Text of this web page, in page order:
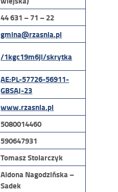
44 631 – 71 – 22
gmina@rzasnia.pl
/1kgc19m6ji/skrytka
AE:PL-57726-56911-
GBSAJ-23
www.rzasnia.pl
5080014460
590647931
Tomasz Stolarczyk
Aldona Nagodzińska –
Sadek